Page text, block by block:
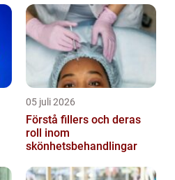
05 juli 2026
Förstå fillers och deras
roll inom
skönhetsbehandlingar